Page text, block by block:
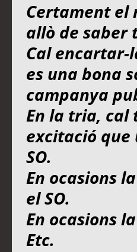
Certament el
allò de saber
Cal encartar-
es una bona
campanya
En la tria, cal
excitació que
SO.
En ocasions
el SO.
En ocasions
Etc.